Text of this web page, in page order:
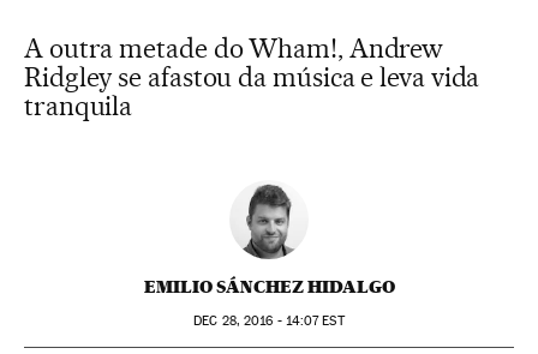
A outra metade do Wham!, Andrew
Ridgley se afastou da música e leva vida
tranquila
EMILIO SÁNCHEZ HIDALGO
DEC 28, 2016 - 14:07EST